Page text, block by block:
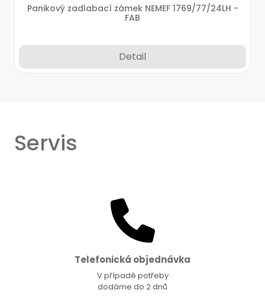
Panikový zadlabací zámek NEMEF 1769/77/24LH -
FAB
Detail
Servis
Telefonická objednávka
V případě potřeby
dodáme do 2 dnů